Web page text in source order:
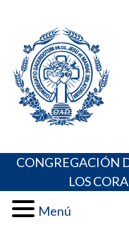
content
Portal de los Padres
Oraciones, Música
CONGREGACIÓN
LOS
Menú